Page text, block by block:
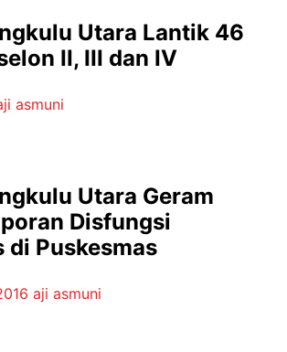
Utara Lantik 46
II, III dan IV
asmuni
Utara Geram
Disfungsi
di Puskesmas
aji asmuni